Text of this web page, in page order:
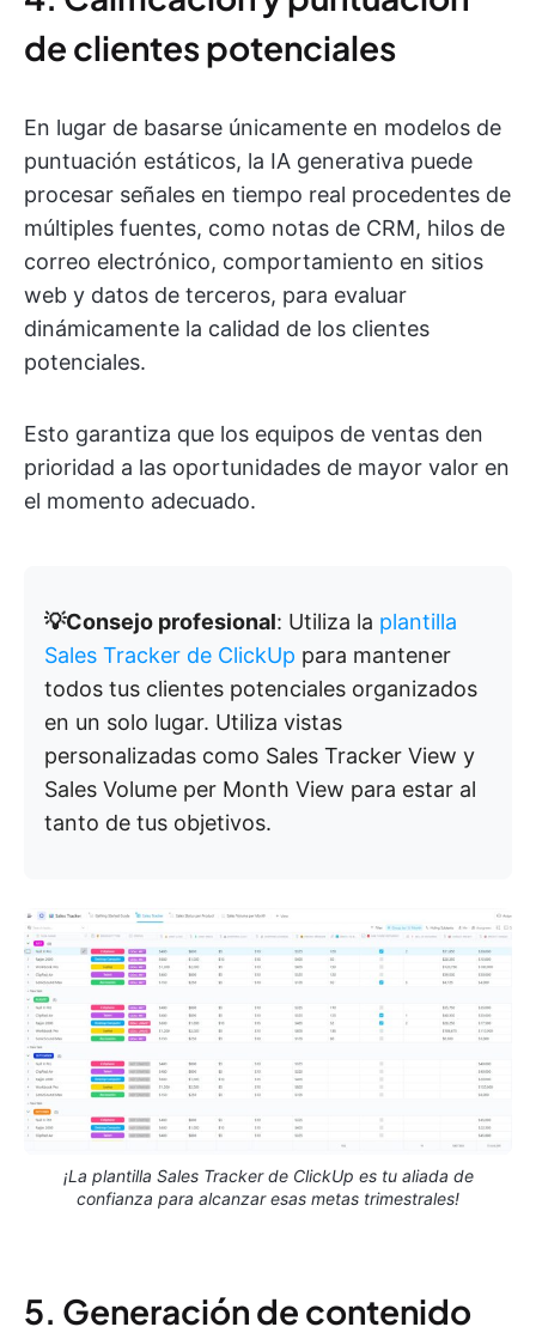
de clientes potenciales
En lugar de basarse únicamente en modelos de
puntuación estáticos, la IA generativa puede
procesar señales en tiempo real procedentes de
múltiples fuentes, como notas de CRM, hilos de
correo electrónico, comportamiento en sitios
web y datos de terceros, para evaluar
dinámicamente la calidad de los clientes
potenciales.
Esto garantiza que los equipos de ventas den
prioridad a las oportunidades de mayor valor en
el momento adecuado.
💡Consejo profesional: Utiliza la plantilla
Sales Tracker de ClickUp para mantener
todos tus clientes potenciales organizados
en un solo lugar. Utiliza vistas
personalizadas como Sales Tracker View y
Sales Volume per Month View para estar al
tanto de tus objetivos.
¡La plantilla Sales Tracker de ClickUp es tu aliada de
confianza para alcanzar esas metas trimestrales!
5. Generación de contenido